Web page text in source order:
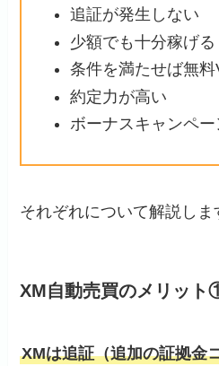
追証が発生しない
少額でも十分稼げる
条件を満たせば無
約定力が高い
ボーナスキャンペ
それぞれについて解説しま
XM自動売買のメリッ
XMは追証（追加の証拠金